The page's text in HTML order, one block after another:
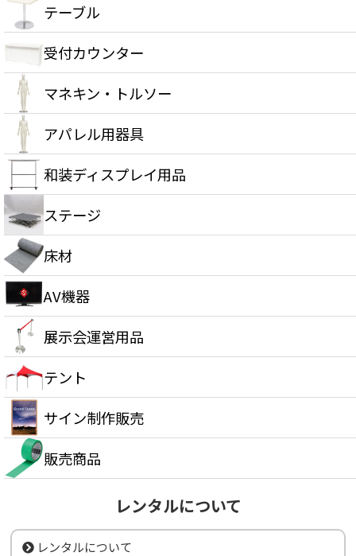
テーブル
受付カウンター
マネキン・トルソー
アパレル用器具
和装ディスプレイ用品
ステージ
床材
AV機器
展示会運営用品
テント
サイン制作販売
販売商品
レンタルについて
レンタルについて